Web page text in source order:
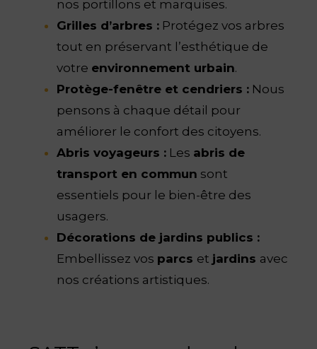
nos portillons et marquises.
Grilles d’arbres : Protégez vos arbres
tout en préservant l’esthétique de
votre environnement urbain.
Protège-fenêtre et cendriers : Nous
pensons à chaque détail pour
améliorer le confort des citoyens.
Abris voyageurs : Les abris de
transport en commun sont
essentiels pour le bien-être des
usagers.
Décorations de jardins publics :
Embellissez vos parcs et jardins avec
nos créations artistiques.